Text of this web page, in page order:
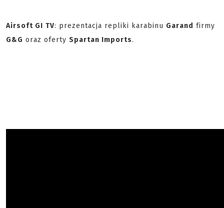
Airsoft GI TV: prezentacja repliki karabinu Garand firmy
G&G oraz oferty Spartan Imports.